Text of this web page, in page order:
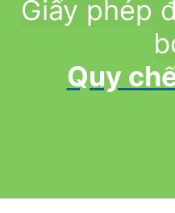
Giấy phép
Quy